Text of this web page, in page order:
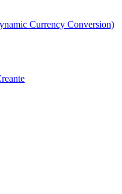
Currency Conversion)